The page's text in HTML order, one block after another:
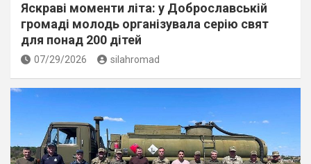
Яскраві моменти літа: у Доброславській
громаді молодь організувала серію свят
для понад 200 дітей
07/29/2026 silahromad